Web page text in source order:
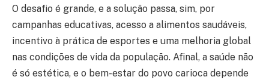
O desafio é grande, e a solução passa, sim, por
campanhas educativas, acesso a alimentos saudáveis,
incentivo à prática de esportes e uma melhoria global
nas condições de vida da população. Afinal, a saúde não
é só estética, e o bem-estar do povo carioca depende